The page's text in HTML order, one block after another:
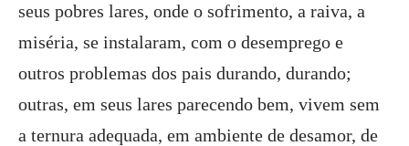
seus pobres lares, onde o sofrimento, a raiva, a
miséria, se instalaram, com o desemprego e
outros problemas dos pais durando, durando;
outras, em seus lares parecendo bem, vivem sem
a ternura adequada, em ambiente de desamor, de